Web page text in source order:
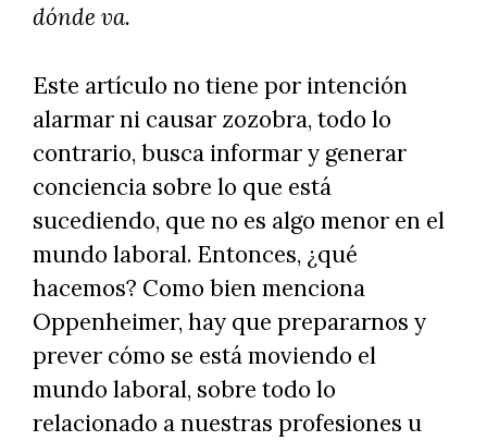
dónde va.
Este artículo no tiene por intención
alarmar ni causar zozobra, todo lo
contrario, busca informar y generar
conciencia sobre lo que está
sucediendo, que no es algo menor en el
mundo laboral. Entonces, ¿qué
hacemos? Como bien menciona
Oppenheimer, hay que prepararnos y
prever cómo se está moviendo el
mundo laboral, sobre todo lo
relacionado a nuestras profesiones u